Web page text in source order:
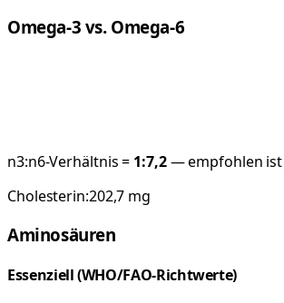
Omega-3 vs. Omega-6
n3:n6-Verhältnis = 1:7,2— empfohlen ist
Cholesterin:202,7 mg
Aminosäuren
Essenziell (WHO/FAO-Richtwerte)